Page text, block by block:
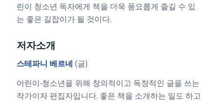
린이 청소년 독자에게 책을 더욱 풍요롭게 즐길 수 있
는 좋은 길잡이가 될 것이다.
저자소개
스테파니 베르네 (글)
어린이‧청소년을 위해 창의적이고 독창적인 글을 쓰는
작가이자 편집자입니다. 좋은 책을 소개하는 일도 하고